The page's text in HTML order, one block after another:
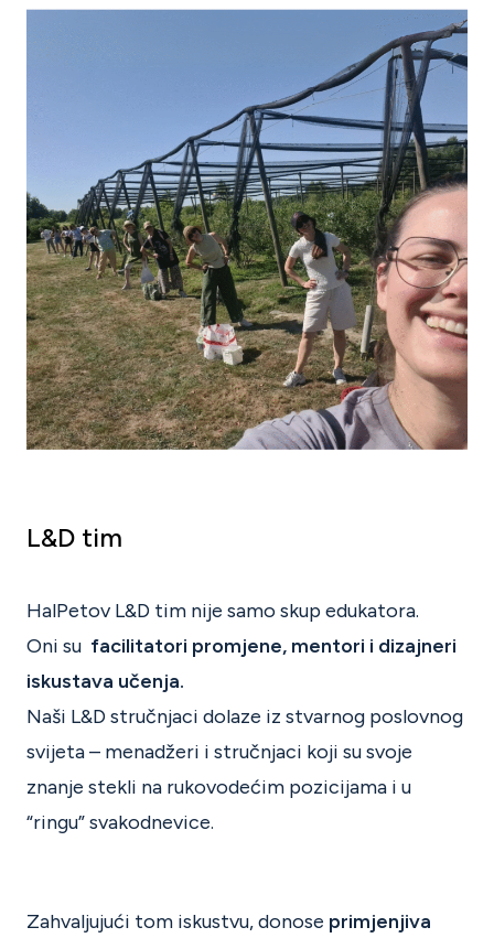
L&D tim
HalPetov L&D tim nije samo skup edukatora.
Oni su facilitatori promjene, mentori i dizajneri
iskustava učenja.
Naši L&D stručnjaci dolaze iz stvarnog poslovnog
svijeta – menadžeri i stručnjaci koji su svoje
znanje stekli na rukovodećim pozicijama i u
“ringu” svakodnevice.
Zahvaljujući tom iskustvu, donose primjenjiva